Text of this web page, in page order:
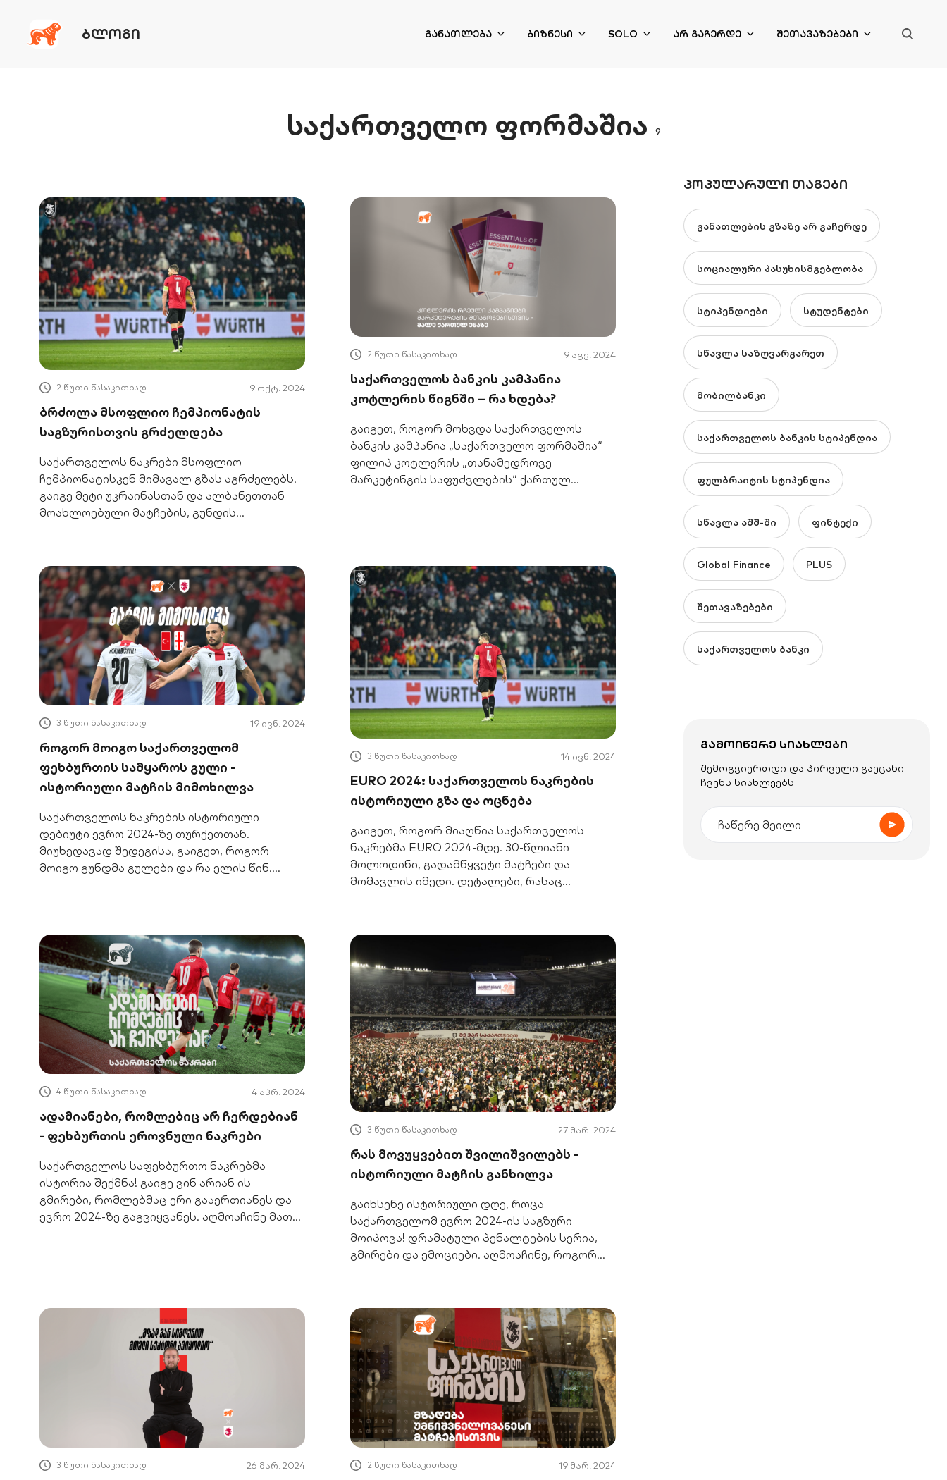
ᲑᲚᲝᲒᲘ ᲒᲐᲜᲐᲗᲚᲔᲑᲐ ᲑᲘᲖᲜᲔᲡᲘ SOLO ᲐᲠ ᲒᲐᲩᲔᲠᲓᲔ ᲨᲔᲗᲐᲕᲐᲖᲔᲑᲔᲑᲘ
საქართველო ფორმაშია 9
2 წუთი წასაკითხად 9 ოქტ. 2024
ბრძოლა მსოფლიო ჩემპიონატის
საგზურისთვის გრძელდება
საქართველოს ნაკრები მსოფლიო
ჩემპიონატისკენ მიმავალ გზას აგრძელებს!
გაიგე მეტი უკრაინასთან და ალბანეთთან
მოახლოებული მატჩების, გუნდის
2 წუთი წასაკითხად 9 აგვ. 2024
საქართველოს ბანკის კამპანია
კოტლერის წიგნში – რა ხდება?
გაიგეთ, როგორ მოხვდა საქართველოს
ბანკის კამპანია „საქართველო ფორმაშია“
ფილიპ კოტლერის „თანამედროვე
მარკეტინგის საფუძვლების“ ქართულ
3 წუთი წასაკითხად 19 ივნ. 2024
როგორ მოიგო საქართველომ
ფეხბურთის სამყაროს გული -
ისტორიული მატჩის მიმოხილვა
საქართველოს ნაკრების ისტორიული
დებიუტი ევრო 2024-ზე თურქეთთან.
მიუხედავად შედეგისა, გაიგეთ, როგორ
მოიგო გუნდმა გულები და რა ელის წინ.
3 წუთი წასაკითხად 14 ივნ. 2024
EURO 2024: საქართველოს ნაკრების
ისტორიული გზა და ოცნება
გაიგეთ, როგორ მიაღწია საქართველოს
ნაკრებმა EURO 2024-მდე. 30-წლიანი
მოლოდინი, გადამწყვეტი მატჩები და
მომავლის იმედი. დეტალები, რასაც
4 წუთი წასაკითხად 4 აპრ. 2024
ადამიანები, რომლებიც არ ჩერდებიან
- ფეხბურთის ეროვნული ნაკრები
საქართველოს საფეხბურთო ნაკრებმა
ისტორია შექმნა! გაიგე ვინ არიან ის
გმირები, რომლებმაც ერი გააერთიანეს და
ევრო 2024-ზე გაგვიყვანეს. აღმოაჩინე მათი
3 წუთი წასაკითხად 27 მარ. 2024
რას მოვუყვებით შვილიშვილებს -
ისტორიული მატჩის განხილვა
გაიხსენე ისტორიული დღე, როცა
საქართველომ ევრო 2024-ის საგზური
მოიპოვა! დრამატული პენალტების სერია,
გმირები და ემოციები. აღმოაჩინე, როგორ
3 წუთი წასაკითხად 26 მარ. 2024 2 წუთი წასაკითხად 19 მარ. 2024
ᲞᲝᲞᲣᲚᲐᲠᲣᲚᲘ ᲗᲐᲒᲔᲑᲘ
განათლების გზაზე არ გაჩერდე
სოციალური პასუხისმგებლობა
სტიპენდიები სტუდენტები
სწავლა საზღვარგარეთ
მობილბანკი
საქართველოს ბანკის სტიპენდია
ფულბრაიტის სტიპენდია
სწავლა აშშ-ში ფინტექი
Global Finance PLUS
შეთავაზებები
საქართველოს ბანკი
ᲒᲐᲛᲝᲘᲬᲔᲠᲔ ᲡᲘᲐᲮᲚᲔᲑᲘ
შემოგვიერთდი და პირველი გაეცანი
ჩვენს სიახლეებს